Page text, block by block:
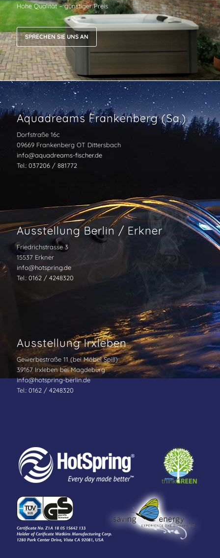
Hohe Qualität – günstiger Preis
SPRECHEN SIE UNS AN
Aquadreams Frankenberg (Sa.)
Dorfstraße 16c
09669 Frankenberg OT Dittersbach
info@aquadreams-fischer.de
Tel.: 037206 / 881772
Ausstellung Berlin / Erkner
Friedrichstrasse 3
15537 Erkner
info@hotspring.de
Tel.: 0162 / 4248320
Ausstellung Irxleben
Gewerbestraße 11 (bei Möbel Spill)
39167 Irxleben bei Magdeburg
info@hotspring-berlin.de
Tel.: 0162 / 4248320